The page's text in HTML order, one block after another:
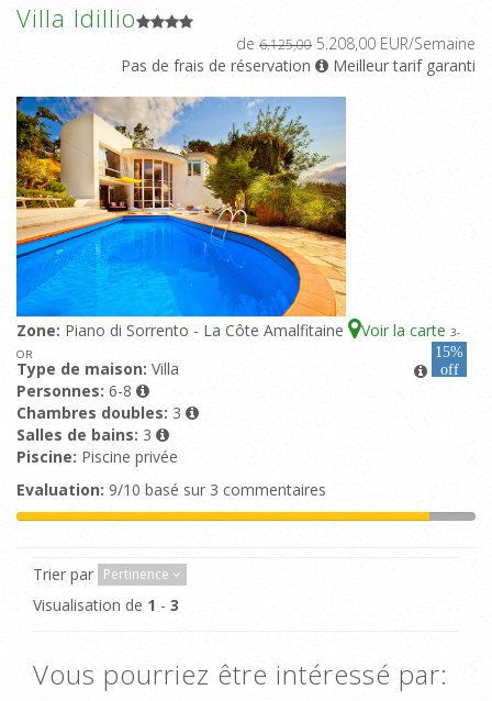
Villa Idillio
de 6.125,00 5.208,00 EUR/Semaine
Pas de frais de réservation
Meilleur tarif garanti
Zone: Piano di Sorrento - La Côte Amalfitaine Voir la carte 3-
OR
15%
off
Type de maison: Villa
Personnes: 6-8
Chambres doubles: 3
Salles de bains: 3
Piscine: Piscine privée
Evaluation: 9/10 basé sur 3 commentaires
Trier par Pertinence
Visualisation de 1 - 3
Vous pourriez être intéressé par: